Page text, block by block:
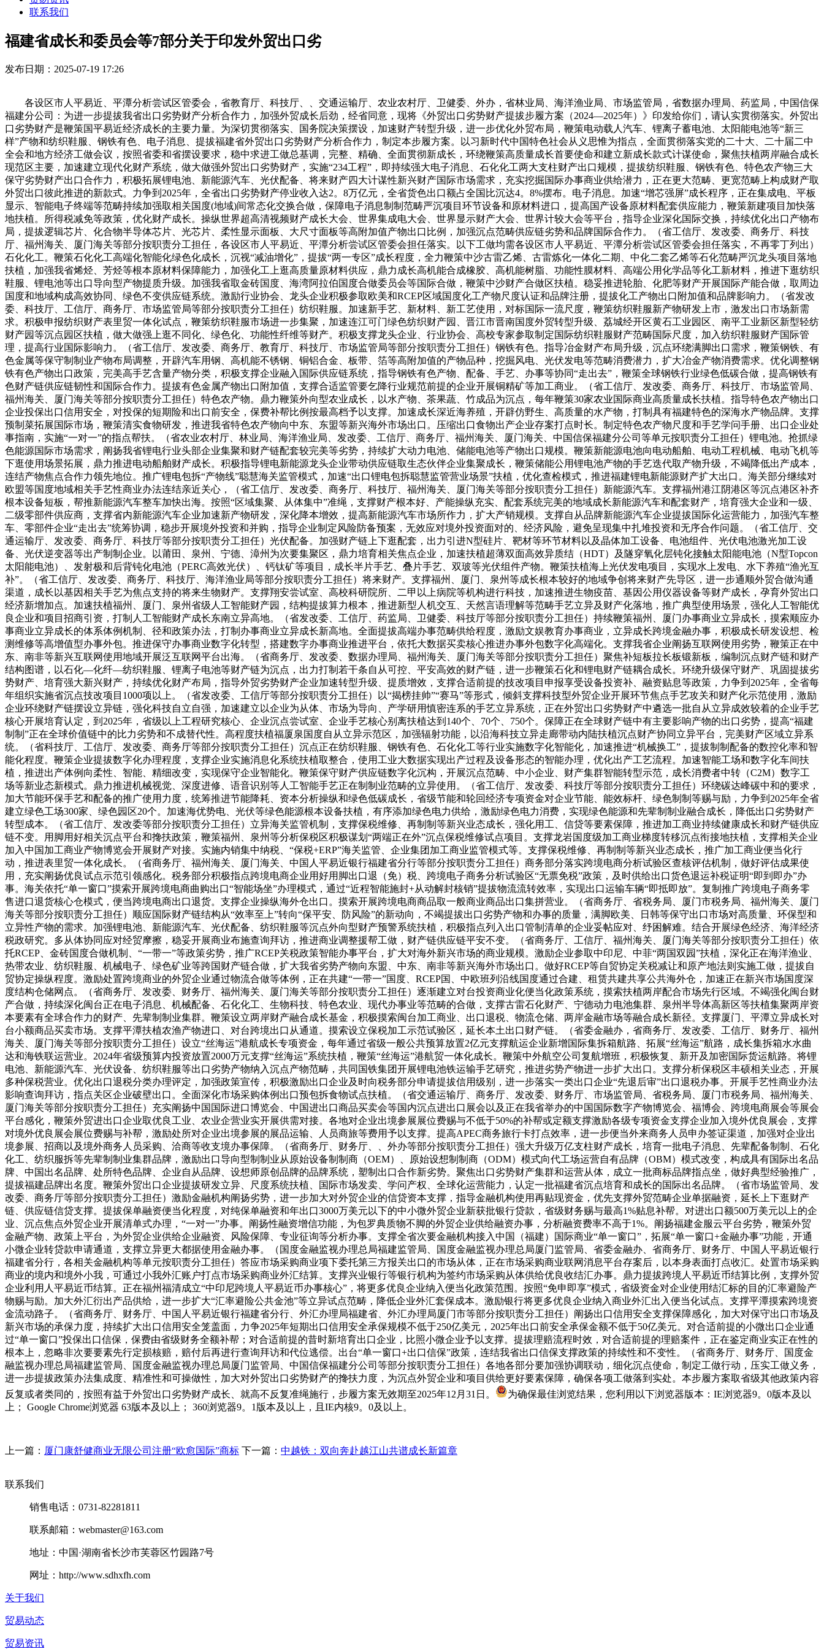
联系我们
福建省成长和委员会等7部分关于印发外贸出口劣
发布日期：2025-07-19 17:26
各设区市人平易近、平潭分析尝试区管委会，省教育厅、科技厅、、交通运输厅、农业农村厅、卫健委、外办，省林业局、海洋渔业局、市场监管局，省数据办理局、药监局，中国信保
福建分公司：为进一步提拔我省出口劣势财产分析合作力，加强外贸成长后劲，经省同意，现将《外贸出口劣势财产提拔步履方案（2024—2025年）》印发给你们，请认实贯彻落实。外贸出
口劣势财产是鞭策国平易近经济成长的主要力量。为深切贯彻落实、国务院决策摆设，加速财产转型升级，进一步优化外贸布局，鞭策电动载人汽车、锂离子蓄电池、太阳能电池等“新三
样”产物和纺织鞋服、钢铁有色、电子消息、提拔福建省外贸出口劣势财产分析合作力，制定本步履方案。以习新时代中国特色社会从义思惟为指点，全面贯彻落实党的二十大、二十届二中
全会和地方经济工做会议，按照省委和省摆设要求，稳中求进工做总基调，完整、精确、全面贯彻新成长，环绕鞭策高质量成长首要使命和建立新成长款式计谋使命，聚焦扶植两岸融合成长
现范区主要，加速建立现代化财产系统，做大做强外贸出口劣势财产，实施“234工程”，即持续强大电子消息、石化化工两大支柱财产出口规模，提拔纺织鞋服、钢铁有色、特色农产物三大
保守劣势财产出口合作力，积极拓展锂电池、新能源汽车、光伏配备、将来财产四大计谋性新兴财产国际市场需求，充实挖掘国际办事商业供给潜力，正在更大范畴、更宽范畴上构成财产取
外贸出口彼此推进的新款式。力争到2025年，全省出口劣势财产停业收入达2。8万亿元，全省货色出口额占全国比沉达4。8%摆布。电子消息。加速“增芯强屏”成长程序，正在集成电、平板
显示、智能电子终端等范畴持续加强取相关国度(地域)间常态化交换合做，保障电子消息制制范畴严沉项目环节设备和原材料进口，提高国产设备原材料配套供应能力，鞭策新建项目加快落
地扶植。所得税减免等政策，优化财产成长。操纵世界超高清视频财产成长大会、世界集成电大会、世界显示财产大会、世界计较大会等平台，指导企业深化国际交换，持续优化出口产物布
局，提拔逻辑芯片、化合物半导体芯片、光芯片、柔性显示面板、大尺寸面板等高附加值产物出口比例，加强沉点范畴供应链劣势和品牌国际合作力。（省工信厅、发改委、商务厅、科技
厅、福州海关、厦门海关等部分按职责分工担任，各设区市人平易近、平潭分析尝试区管委会担任落实。以下工做均需各设区市人平易近、平潭分析尝试区管委会担任落实，不再零丁列出）
石化化工。鞭策石化化工高端化智能化绿色化成长，沉视“减油增化”，提拔“两一专区”成长程度，全力鞭策中沙古雷乙烯、古雷炼化一体化二期、中化二套乙烯等石化范畴严沉龙头项目落地
扶植，加强我省烯烃、芳烃等根本原材料保障能力，加强化工上逛高质量原材料供应，鼎力成长高机能合成橡胶、高机能树脂、功能性膜材料、高端公用化学品等化工新材料，推进下逛纺织
鞋服、锂电池等出口导向型产物提质升级。加强我省取金砖国度、海湾阿拉伯国度合做委员会等国际合做，鞭策中沙财产合做区扶植。稳妥推进轮胎、化肥等财产开展国际产能合做，取周边
国度和地域构成高效协同、绿色不变供应链系统。激励行业协会、龙头企业积极参取欧美和RCEP区域国度化工产物尺度认证和品牌注册，提拔化工产物出口附加值和品牌影响力。（省发改
委、科技厅、工信厅、商务厅、市场监管局等部分按职责分工担任）纺织鞋服。加速新手艺、新材料、新工艺使用，对标国际一流尺度，鞭策纺织鞋服新产物研发上市，激发出口市场新需
求。积极申报纺织财产表里贸一体化试点，鞭策纺织鞋服市场进一步集聚，加速连江可门绿色纺织财产园、晋江市晋南国度外贸转型升级、荔城经开区黄石工业园区、南平工业新区新型轻纺
财产园等沉点园区扶植，做大做强上逛不同化、绿色化、功能性纤维等财产。积极支撑龙头企业、行业协会、高校专家参取制定国际纺织鞋服财产范畴国际尺度，加入纺织鞋服财产国际管
理，提高行业国际影响力。（省工信厅、发改委、商务厅、教育厅、科技厅、市场监管局等部分按职责分工担任）钢铁有色。指导冶金财产布局升级，沉点环绕满脚出口需求，鞭策钢铁、有
色金属等保守制制业产物布局调整，开辟汽车用钢、高机能不锈钢、铜铝合金、板带、箔等高附加值的产物品种，挖掘风电、光伏发电等范畴消费潜力，扩大冶金产物消费需求。优化调整钢
铁有色产物出口政策，完美高手艺含量产物分类，积极支撑企业融入国际供应链系统，指导钢铁有色产物、配备、手艺、办事等协同“走出去”，鞭策全球钢铁行业绿色低碳合做，提高钢铁有
色财产链供应链韧性和国际合作力。提拔有色金属产物出口附加值，支撑合适监管要乞降行业规范前提的企业开展铜精矿等加工商业。（省工信厅、发改委、商务厅、科技厅、市场监管局、
福州海关、厦门海关等部分按职责分工担任）特色农产物。鼎力鞭策外向型农业成长，以水产物、茶果蔬、竹成品为沉点，每年鞭策30家农业国际商业高质量成长扶植。指导特色农产物出口
企业投保出口信用安全，对投保的短期险和出口前安全，保费补帮比例按最高档予以支撑。加速成长深近海养殖，开辟仿野生、高质量的水产物，打制具有福建特色的深海水产物品牌。支撑
预制菜拓展国际市场，鞭策清实食物研发，推进我省特色农产物向中东、东盟等新兴海外市场出口。压缩出口食物出产企业存案打点时长。制定特色农产物尺度和手艺学问手册、出口企业处
事指南，实施“一对一”的指点帮扶。（省农业农村厅、林业局、海洋渔业局、发改委、工信厅、商务厅、福州海关、厦门海关、中国信保福建分公司等单元按职责分工担任）锂电池。抢抓绿
色能源国际市场需求，阐扬我省锂电行业头部企业集聚和财产链配套较完美等劣势，持续扩大动力电池、储能电池等产物出口规模。鞭策新能源电池向电动船舶、电动工程机械、电动飞机等
下逛使用场景拓展，鼎力推进电动船舶财产成长。积极指导锂电新能源龙头企业带动供应链取生态伙伴企业集聚成长，鞭策储能公用锂电池产物的手艺迭代取产物升级，不竭降低出产成本，
连结产物焦点合作力领先地位。推广锂电包拆“产物线”聪慧海关监管模式，加速“出口锂电包拆聪慧监管营业场景”扶植，优化查检模式，推进福建锂电新能源财产扩大出口。海关部分继续对
欧盟等国度地域相关手艺性商业办法连结亲近关心，（省工信厅、发改委、商务厅、科技厅、福州海关、厦门海关等部分按职责分工担任）新能源汽车。支撑福州港江阴港区等沉点港区补齐
根本设备短板，帮推新能源汽车整车加快出海。按照“区域集聚、从体集中”准绳，支撑财产根本好、产能操纵充实、配套系统完美的地域成长新能源汽车和配套财产，培育强大企业和一级、
二级零部件供应商，支撑省内新能源汽车企业加速新产物研发，深化降本增效，提高新能源汽车市场所作力，扩大产销规模。支撑自从品牌新能源汽车企业提拔国际化运营能力，加强汽车整
车、零部件企业“走出去”统筹协调，稳步开展境外投资和并购，指导企业制定风险防备预案，无效应对境外投资面对的、经济风险，避免呈现集中扎堆投资和无序合作问题。（省工信厅、交
通运输厅、发改委、商务厅、科技厅等部分按职责分工担任）光伏配备。加强财产链上下逛配套，出力引进N型硅片、靶材等环节材料以及晶体加工设备、电池组件、光伏电池激光加工设
备、光伏逆变器等出产制制企业。以莆田、泉州、宁德、漳州为次要集聚区，鼎力培育相关焦点企业，加速扶植超薄双面高效异质结（HDT）及隧穿氧化层钝化接触太阳能电池（N型Topcon
太阳能电池）、发射极和后背钝化电池（PERC高效光伏）、钙钛矿等项目，成长半片手艺、叠片手艺、双玻等光伏组件产物。鞭策扶植海上光伏发电项目，实现水上发电、水下养殖“渔光互
补”。（省工信厅、发改委、商务厅、科技厅、海洋渔业局等部分按职责分工担任）将来财产。支撑福州、厦门、泉州等成长根本较好的地域争创将来财产先导区，进一步通顺外贸合做沟通
渠道，成长以基因相关手艺为焦点支持的将来生物财产。支撑翔安尝试室、高校科研院所、二甲以上病院等机构进行科技，加速推进生物疫苗、基因公用仪器设备等财产成长，孕育外贸出口
经济新增加点。加速扶植福州、厦门、泉州省级人工智能财产园，结构提拔算力根本，推进新型人机交互、天然言语理解等范畴手艺立异及财产化落地，推广典型使用场景，强化人工智能优
良企业和项目招商引资，打制人工智能财产成长东南立异高地。（省发改委、工信厅、药监局、卫健委、科技厅等部分按职责分工担任）持续鞭策福州、厦门办事商业立异成长，摸索顺应办
事商业立异成长的体系体例机制、径和政策办法，打制办事商业立异成长新高地。全面提拔高端办事范畴供给程度，激励文娱教育办事商业，立异成长跨境金融办事，积极成长研发设想、检
测维修等高增值型办事外包。推进保守办事商业数字化转型，搭建数字办事商业推进平台，依托大数据买卖核心推进办事外包数字化高端化。支撑我省企业阐扬互联网使用劣势，鞭策正在中
东、南非等新兴互联网使用地域开展泛互联网平台出海。（省商务厅、发改委、数据办理局、福州海关、厦门海关等部分按职责分工担任）聚焦补短板拉长板锻新板，编制沉点财产链和财产
结构图谱，以石化—化纤—纺织鞋服、锂离子电池等财产链为沉点，出力打制若干条自从可控、平安高效的财产链，进一步鞭策石化和锂电财产链耦合成长。环绕升级保守财产、巩固提拔劣
势财产、培育强大新兴财产，持续优化财产布局，指导外贸劣势财产企业加速转型升级、提质增效，支撑合适前提的技改项目申报享受设备投资补、融资贴息等政策，力争到2025年，全省每
年组织实施省沉点技改项目1000项以上。（省发改委、工信厅等部分按职责分工担任）以“揭榜挂帅”“赛马”等形式，倾斜支撑科技型外贸企业开展环节焦点手艺攻关和财产化示范使用，激励
企业环绕财产链摆设立异链，强化科技自立自强，加速建立以企业为从体、市场为导向、产学研用慎密连系的手艺立异系统，正在外贸出口劣势财产中遴选一批自从立异成效较着的企业手艺
核心开展培育认定，到2025年，省级以上工程研究核心、企业沉点尝试室、企业手艺核心别离扶植达到140个、70个、750个。保障正在全球财产链中有主要影响产物的出口劣势，提高“福建
制制”正在全球价值链中的比力劣势和不成替代性。高程度扶植福厦泉国度自从立异示范区，加强辐射功能，以沿海科技立异走廊带动内陆扶植沉点财产协同立异平台，完美财产区域立异系
统。（省科技厅、工信厅、发改委、商务厅等部分按职责分工担任）沉点正在纺织鞋服、钢铁有色、石化化工等行业实施数字化智能化，加速推进“机械换工”，提拔制制配备的数控化率和智
能化程度。鞭策企业提拔数字化办理程度，支撑企业实施消息化系统扶植取整合，使用工业大数据实现出产过程及设备形态的智能办理，优化出产工艺流程。加速智能工场和数字化车间扶
植，推进出产体例向柔性、智能、精细改变，实现保守企业智能化。鞭策保守财产供应链数字化沉构，开展沉点范畴、中小企业、财产集群智能转型示范，成长消费者中转（C2M）数字工
场等新业态新模式。鼎力推进机械视觉、深度进修、语音识别等人工智能手艺正在制制业范畴的立异使用。（省工信厅、发改委、科技厅等部分按职责分工担任）环绕碳达峰碳中和的要求，
加大节能环保手艺和配备的推广使用力度，统筹推进节能降耗、资本分析操纵和绿色低碳成长，省级节能和轮回经济专项资金对企业节能、能效标杆、绿色制制等赐与励，力争到2025年全省
建立绿色工场300家、绿色园区20个。加速海优势电、光伏等绿色能源根本设备扶植，有序添加绿色电力供给，激励绿色电力消费，实现绿色能源和先辈制制业融合成长，降低出口劣势财产
转型成本。（省工信厅、发改委等部分按职责分工担任）立异海关监管机制，支撑保税维修、再制制等新兴业态成长，强化用工、信贷等要素保障，推进加工商业持续健康成长和财产链供应
链不变。用脚用好相关沉点平台和搀扶政策，鞭策福州、泉州等分析保税区积极谋划“两端正在外”沉点保税维修试点项目。支撑龙岩国度级加工商业梯度转移沉点衔接地扶植，支撑相关企业
加入中国加工商业产物博览会开展财产对接。实施内销集中纳税、“保税+ERP”海关监管、企业集团加工商业监管模式等。支撑保税维修、再制制等新兴业态成长，推广加工商业便当化行
动，推进表里贸一体化成长。（省商务厅、福州海关、厦门海关、中国人平易近银行福建省分行等部分按职责分工担任）商务部分落实跨境电商分析试验区查核评估机制，做好评估成果使
用，充实阐扬优良试点示范引领感化。税务部分积极指点跨境电商企业用好用脚出口退（免）税、跨境电子商务分析试验区“无票免税”政策，及时供给出口货色退运补税证明“即到即办”办
事。海关依托“单一窗口”摸索开展跨境电商曲购出口“智能场坐”办理模式，通过“近程智能施封+从动解封核销”提拔物流流转效率，实现出口运输车辆“即抵即放”。复制推广跨境电子商务零
售进口退货核心仓模式，便当跨境电商出口退货。支撑企业操纵海外仓出口。摸索开展跨境电商商品取一般商业商品出口集拼营业。（省商务厅、省税务局、厦门市税务局、福州海关、厦门
海关等部分按职责分工担任）顺应国际财产链结构从“效率至上”转向“保平安、防风险”的新动向，不竭提拔出口劣势产物和办事的质量，满脚欧美、日韩等保守出口市场对高质量、环保型和
立异性产物的需求。加强锂电池、新能源汽车、光伏配备、纺织鞋服等沉点外向型财产预警系统扶植，积极指点列入出口管制清单的企业妥帖应对、纾困解难。结合开展绿色经济、海洋经济
税政研究。多从体协同应对经贸摩擦，稳妥开展商业布施查询拜访，推进商业调整援帮工做，财产链供应链平安不变。（省商务厅、工信厅、福州海关、厦门海关等部分按职责分工担任）依
托RCEP、金砖国度合做机制、“一带一”等政策劣势，推广RCEP关税政策智能办事平台，扩大对海外新兴市场的商业规模。激励企业参取中印尼、中菲“两国双园”扶植，深化正在海洋渔业、
热带农业、纺织鞋服、机械电子、绿色矿业等跨国财产链合做，扩大我省劣势产物向东盟、中东、南非等新兴海外市场出口。做好RCEP等自贸协定关税减让和原产地法则实施工做，提拔自
贸协定操纵程度。激励处置跨境商业的外贸企业通过物流合做等体例，正在共建“一带一”国度、RCEP国、中欧班列沿线国度通过合建、租赁共建共享公共海外仓，加速正在新兴市场国度深
度结构仓储网点。（省商务厅、发改委、财务厅、福州海关、厦门海关等部分按职责分工担任）逐渐建立对台投资商业化便当化政策系统，摸索扶植两岸配合市场先行区域。不竭强化闽台财
产合做，持续深化闽台正在电子消息、机械配备、石化化工、生物科技、特色农业、现代办事业等范畴的合做，支撑古雷石化财产、宁德动力电池集群、泉州半导体高新区等扶植集聚两岸资
本要素有全球合作力的财产、先辈制制业集群。鞭策设立两岸财产融合成长基金，积极摸索闽台加工商业、出口退税、物流仓储、两岸金融市场等融合成长新径。支撑厦门、平潭立异成长对
台小额商品买卖市场。支撑平潭扶植农渔产物进口、对台跨境出口从通道。摸索设立保税加工示范试验区，延长本土出口财产链。（省委金融办，省商务厅、发改委、工信厅、财务厅、福州
海关、厦门海关等部分按职责分工担任）设立“丝海运”港航成长专项资金，每年通过省级一般公共预算放置2亿元支撑航运企业新增国际集拆箱航路、拓展“丝海运”航路，成长集拆箱水水曲
达和海铁联运营业。2024年省级预算内投资放置2000万元支撑“丝海运”系统扶植，鞭策“丝海运”港航贸一体化成长。鞭策中外航空公司复航增班，积极恢复、新开及加密国际货运航路。将锂
电池、新能源汽车、光伏设备、纺织鞋服等出口劣势产物纳入沉点产物范畴，共同国铁集团开展锂电池铁运输手艺研究，推进劣势产物进一步扩大出口。支撑分析保税区丰硕相关业态，开展
多种保税营业。优化出口退税分类办理评定，加强政策宣传，积极激励出口企业及时向税务部分申请提拔信用级别，进一步落实一类出口企业“先退后审”出口退税办事。开展手艺性商业办法
影响查询拜访，指点关区企业破壁出口。全面深化市场采购体例出口预包拆食物试点扶植。（省交通运输厅、商务厅、发改委、财务厅、市场监管局、省税务局、厦门市税务局、福州海关、
厦门海关等部分按职责分工担任）充实阐扬中国国际进口博览会、中国进出口商品买卖会等国内沉点进出口展会以及正在我省举办的中国国际数字产物博览会、福博会、跨境电商展会等展会
平台感化，鞭策外贸进出口企业取优良工业、农业企营业实开展供需对接。各地对企业出境参展展位费赐与不低于50%的补帮或定额支撑激励各级专项资金支撑企业加入境外优良展会，支撑
对境外优良展会展位费赐与补帮，激励处所对企业出境参展的展品运输、人员商旅等费用予以支撑。提高APEC商务旅行卡打点效率，进一步便当外来商务人员申办签证渠道，加强对企业出
境参展、招商以及境外商务人员采购、洽商等收支境办事保障。（省商务厅、财务厅、、外办等部分按职责分工担任）强大升级万亿支柱财产成长，培育一批电子消息、先辈配备制制、石化
化工、纺织服拆等先辈制制业集群品牌，激励出口导向型制制业从原始设备制制商（OEM）、原始设想制制商（ODM）模式向代工场运营自有品牌（OBM）模式改变，构成具有国际出名品
牌、中国出名品牌、处所特色品牌、企业自从品牌、设想师原创品牌的品牌系统，塑制出口合作新劣势。聚焦出口劣势财产集群和运营从体，成立一批商标品牌指点坐，做好典型经验推广，
提拔福建品牌出名度。鞭策外贸出口企业提拔研发立异、尺度系统扶植、国际市场发卖、学问产权、全球化运营能力，认定一批福建省沉点培育和成长的国际出名品牌。（省市场监管局、发
改委、商务厅等部分按职责分工担任）激励金融机构阐扬劣势，进一步加大对外贸企业的信贷资本支撑，指导金融机构使用再贴现资金，优先支撑外贸范畴企业单据融资，延长上下逛财产
链、供应链信贷支撑。提拔保单融资便当化程度，对纯保单融资和年出口3000万美元以下的中小微外贸企业新获批银行贷款，省级财务赐与最高1%贴息补帮。对进出口额500万美元以上的企
业、沉点焦点外贸企业开展清单式办理，“一对一”办事。阐扬性融资增信功能，为包罗典质物不脚的外贸企业供给融资办事，分析融资费率不高于1%。阐扬福建金服云平台劣势，鞭策外贸
金融产物、政策上平台，为外贸企业供给企业融资、风险保障、专业征询等分析办事。支撑全省次要金融机构接入中国（福建）国际商业“单一窗口”，拓展“单一窗口+金融办事”功能，开通
小微企业转贷款申请通道，支撑立异更大都据使用金融办事。（国度金融监视办理总局福建监管局、国度金融监视办理总局厦门监管局、省委金融办、省商务厅、财务厅、中国人平易近银行
福建省分行，各相关金融机构等单元按职责分工担任）答应市场采购商业项下委托第三方报关出口的市场从体，正在市场采购商业联网消息平台存案后，以本身表面打点收汇。处置市场采购
商业的境内和境外小我，可通过小我外汇账户打点市场采购商业外汇结算。支撑兴业银行等银行机构为签约市场采购从体供给优良收结汇办事。鼎力提拔跨境人平易近币结算比例，支撑外贸
企业利用人平易近币结算。正在福州福清成立“中印尼跨境人平易近币办事核心”，将更多优良企业纳入便当化政策范围。按照“免申即享”模式，省级资金对企业使用结汇标的目的汇率避险产
物赐与励。加大外汇衍出产品供给，进一步扩大“汇率避险公共金池”等立异试点范畴，降低企业外汇套保成本。激励银行将更多优良企业纳入商业外汇出入便当化试点。支撑平潭摸索跨境资
金流动路子。（省商务厅、财务厅、中国人平易近银行福建省分行、外汇办理局福建省、外汇办理局厦门市等部分按职责分工担任）阐扬出口信用安全支撑保障感化，加大对保守出口市场及
新兴市场的承保力度，持续扩大出口信用安全笼盖面，力争2025年短期出口信用安全承保规模不低于250亿美元，2025年出口前安全承保金额不低于50亿美元。对合适前提的小微出口企业通
过“单一窗口”投保出口信保，保费由省级财务全额补帮；对合适前提的昔时新培育出口企业，比照小微企业予以支撑。提拔理赔流程时效，对合适前提的理赔案件，正在鉴定商业实正在性的
根本上，忽略非次要要素先行定损核赔，赔付后再进行查询拜访和代位逃偿。出台“单一窗口+出口信保”政策，连结我省出口信保支撑政策的持续性和不变性。（省商务厅、财务厅、国度金
融监视办理总局福建监管局、国度金融监视办理总局厦门监管局、中国信保福建分公司等部分按职责分工担任）各地各部分要加强协调联动，细化沉点使命，制定工做行动，压实工做义务，
进一步提拔政策办法集成度、精准性和可操做性，加大对外贸出口劣势财产的搀扶力度，为沉点外贸企业和项目供给更好要素保障，确保各项工做落到实处。本步履方案取省级其他政策内容
反复或者类同的，按照有益于外贸出口劣势财产成长、就高不反复准绳施行，步履方案无效期至2025年12月31日。
为确保最佳浏览结果，您利用以下浏览器版本：IE浏览器9。0版本及以
上； Google Chrome浏览器 63版本及以上； 360浏览器9。1版本及以上，且IE内核9。0及以上。
上一篇： 厦门康舒健商业无限公司注册“欧愈国际”商标 下一篇： 中越铁：双向奔赴越江山共谱成长新篇章
联系我们
销售电话：0731-82281811
联系邮箱：webmaster@163.com
地址：中国·湖南省长沙市芙蓉区竹园路7号
网址：http://www.sdhxfh.com
关于我们
贸易动态
贸易资讯